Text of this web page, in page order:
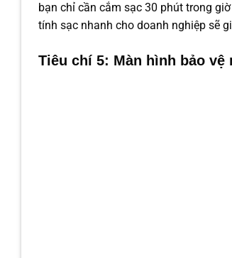
bạn chỉ cần cắm sạc 30 phút trong
tính sạc nhanh cho doanh nghiệp sẽ
Tiêu chí 5: Màn hình bảo vệ